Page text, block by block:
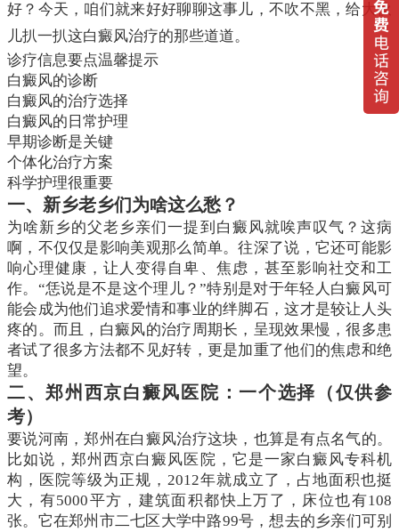
好？今天，咱们就来好好聊聊这事儿，不吹不黑，给大伙
儿扒一扒这白癜风治疗的那些道道。
诊疗信息要点温馨提示
白癜风的诊断
白癜风的治疗选择
白癜风的日常护理
早期诊断是关键
个体化治疗方案
科学护理很重要
一、新乡老乡们为啥这么愁？
为啥新乡的父老乡亲们一提到白癜风就唉声叹气？这病
啊，不仅仅是影响美观那么简单。往深了说，它还可能影
响心理健康，让人变得自卑、焦虑，甚至影响社交和工
作。“恁说是不是这个理儿？”特别是对于年轻人白癜风可
能会成为他们追求爱情和事业的绊脚石，这才是较让人头
疼的。而且，白癜风的治疗周期长，呈现效果慢，很多患
者试了很多方法都不见好转，更是加重了他们的焦虑和绝
望。
二、郑州西京白癜风医院：一个选择（仅供参
考）
要说河南，郑州在白癜风治疗这块，也算是有点名气的。
比如说，郑州西京白癜风医院，它是一家白癜风专科机
构，医院等级为正规，2012年就成立了，占地面积也挺
大，有5000平方，建筑面积都快上万了，床位也有108
张。它在郑州市二七区大学中路99号，想去的乡亲们可别